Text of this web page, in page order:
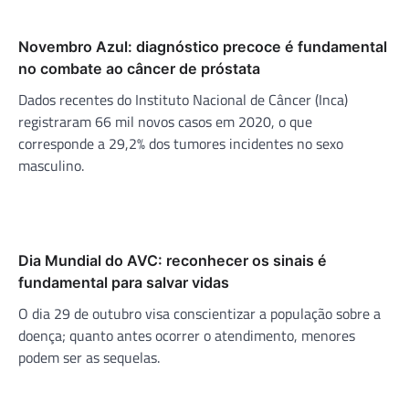
Novembro Azul: diagnóstico precoce é fundamental
no combate ao câncer de próstata
Dados recentes do Instituto Nacional de Câncer (Inca)
registraram 66 mil novos casos em 2020, o que
corresponde a 29,2% dos tumores incidentes no sexo
masculino.
Dia Mundial do AVC: reconhecer os sinais é
fundamental para salvar vidas
O dia 29 de outubro visa conscientizar a população sobre a
doença; quanto antes ocorrer o atendimento, menores
podem ser as sequelas.